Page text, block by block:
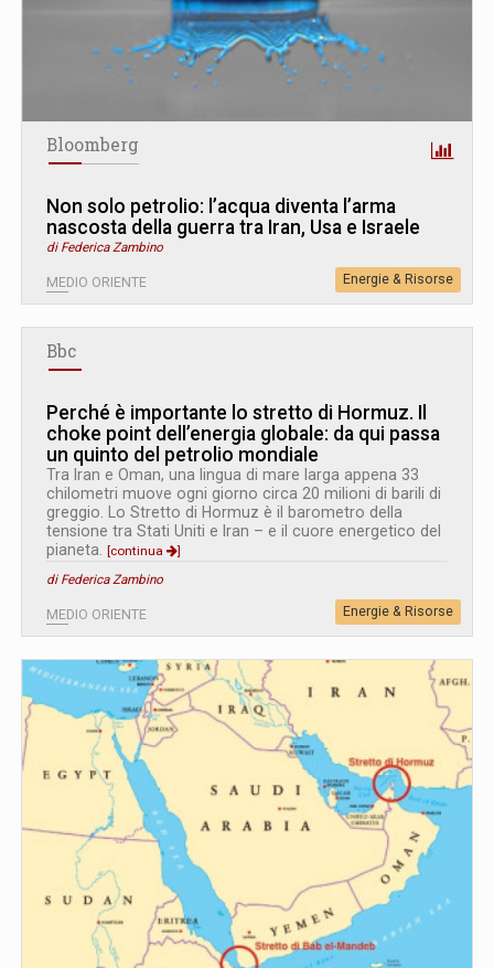
Bloomberg
Non solo petrolio: l’acqua diventa l’arma
nascosta della guerra tra Iran, Usa e Israele
di Federica Zambino
MEDIO ORIENTE Energie & Risorse
Bbc
Perché è importante lo stretto di Hormuz. Il
choke point dell’energia globale: da qui passa
un quinto del petrolio mondiale
Tra Iran e Oman, una lingua di mare larga appena 33
chilometri muove ogni giorno circa 20 milioni di barili di
greggio. Lo Stretto di Hormuz è il barometro della
tensione tra Stati Uniti e Iran – e il cuore energetico del
pianeta. [continua
]
di Federica Zambino
MEDIO ORIENTE Energie & Risorse